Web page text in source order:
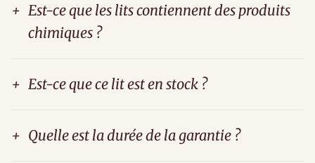
+ Est-ce que les lits contiennent des produits
chimiques ?
+ Est-ce que ce lit est en stock ?
+ Quelle est la durée de la garantie ?